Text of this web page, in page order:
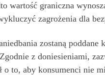
graniczna
zagrożenia dla
zostaną
z doniesieniami,
o to, aby konsumenci